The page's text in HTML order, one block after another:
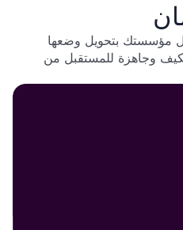
مؤسستك بتحويل وضعها
وجاهزة للمستقبل من